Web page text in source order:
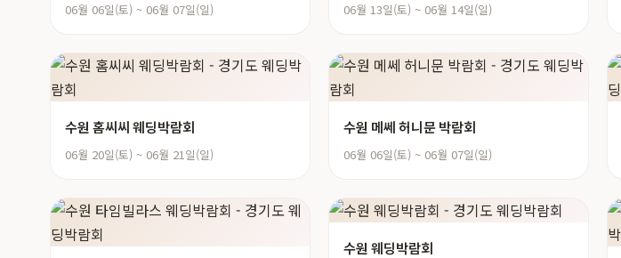
06월 06일(토) ~ 06월 07일(일) 06월 13일(토) ~ 06월 14일(일)
수원 홈씨씨 웨딩박람회
06월 20일(토) ~ 06월 21일(일)
수원 메쎄 허니문 박람회
06월 06일(토) ~ 06월 07일(일)
수원 웨딩박람회